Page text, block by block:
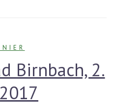
Birnbach, 2.